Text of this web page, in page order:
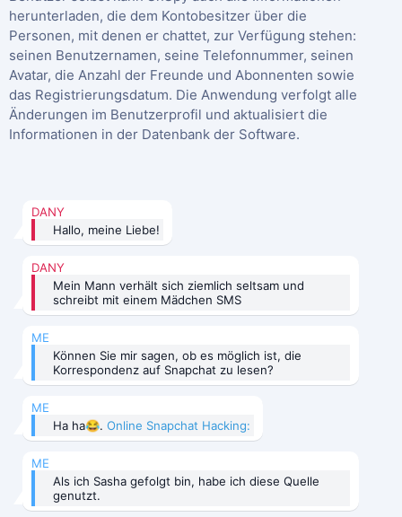
DANY
Hallo, meine Liebe!
DANY
Mein Mann verhält sich ziemlich seltsam und
schreibt mit einem Mädchen SMS
ME
Können Sie mir sagen, ob es möglich ist, die
Korrespondenz auf Snapchat zu lesen?
ME
Ha ha😂. Online Snapchat Hacking:
ME
Als ich Sasha gefolgt bin, habe ich diese Quelle
genutzt.
herunterladen, die dem Kontobesitzer über die
Personen, mit denen er chattet, zur Verfügung stehen:
seinen Benutzernamen, seine Telefonnummer, seinen
Avatar, die Anzahl der Freunde und Abonnenten sowie
das Registrierungsdatum. Die Anwendung verfolgt alle
Änderungen im Benutzerprofil und aktualisiert die
Informationen in der Datenbank der Software.